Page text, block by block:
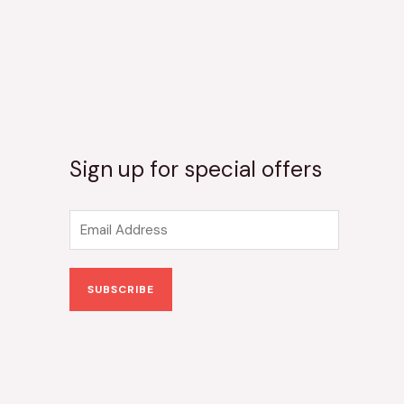
Sign up for special offers
m
a
SUBSCRIBE